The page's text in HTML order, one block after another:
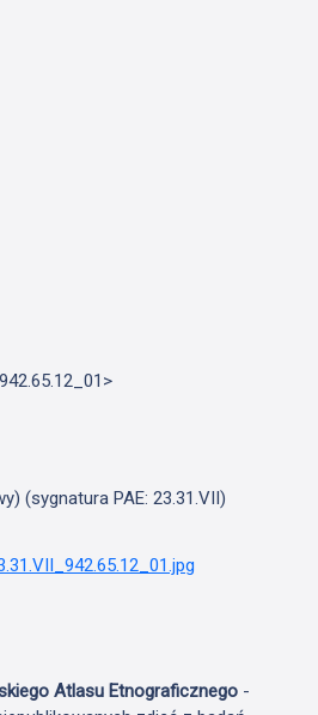
(sygnatura PAE: 23.31.VII)
Atlasu Etnograficznego -